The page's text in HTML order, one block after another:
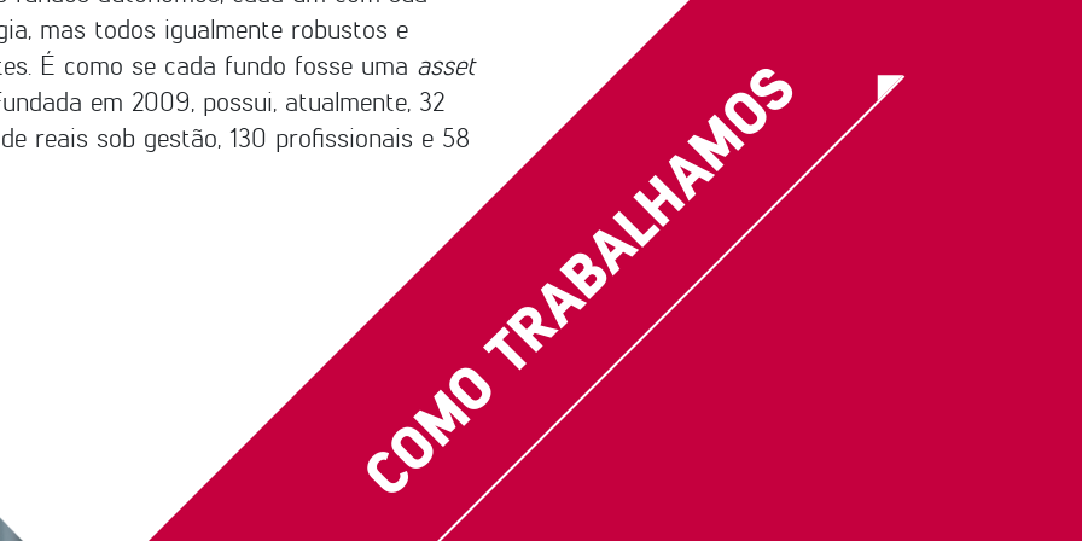
mas todos igualmente robustos e
É como se cada fundo fosse uma asset
em 2009, possui, atualmente, 32
reais sob gestão, 130 profissionais e 58COMO TRABALHAMOS